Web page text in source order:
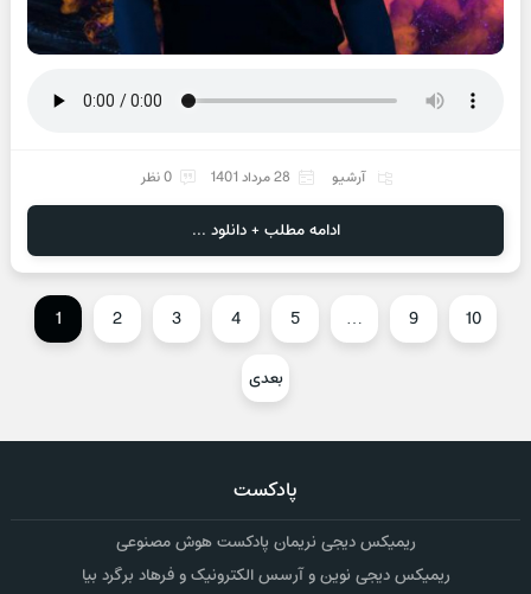
آرشیو 28 مرداد 1401 0 نظر
ادامه مطلب + دانلود ...
1 2 3 4 5 … 9 10
بعدی
پادکست
ریمیکس دیجی نریمان پادکست هوش مصنوعی
ریمیکس دیجی نوین و آرسس الکترونیک و فرهاد برگرد بیا